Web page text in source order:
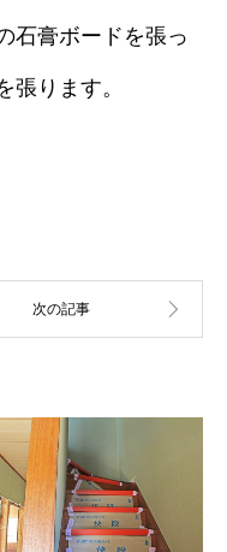
石膏ボードを張っ
張ります。